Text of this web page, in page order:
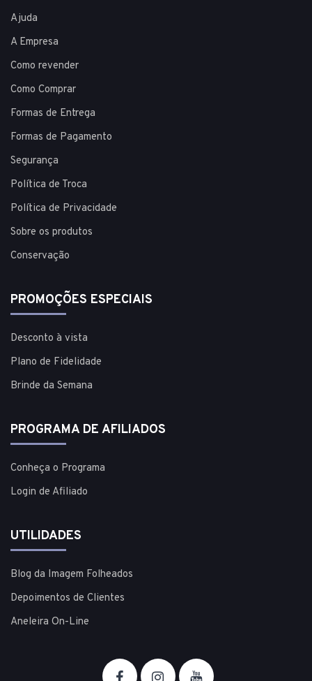
Ajuda
A Empresa
Como revender
Como Comprar
Formas de Entrega
Formas de Pagamento
Segurança
Política de Troca
Política de Privacidade
Sobre os produtos
Conservação
PROMOÇÕES ESPECIAIS
Desconto à vista
Plano de Fidelidade
Brinde da Semana
PROGRAMA DE AFILIADOS
Conheça o Programa
Login de Afiliado
UTILIDADES
Blog da Imagem Folheados
Depoimentos de Clientes
Aneleira On-Line